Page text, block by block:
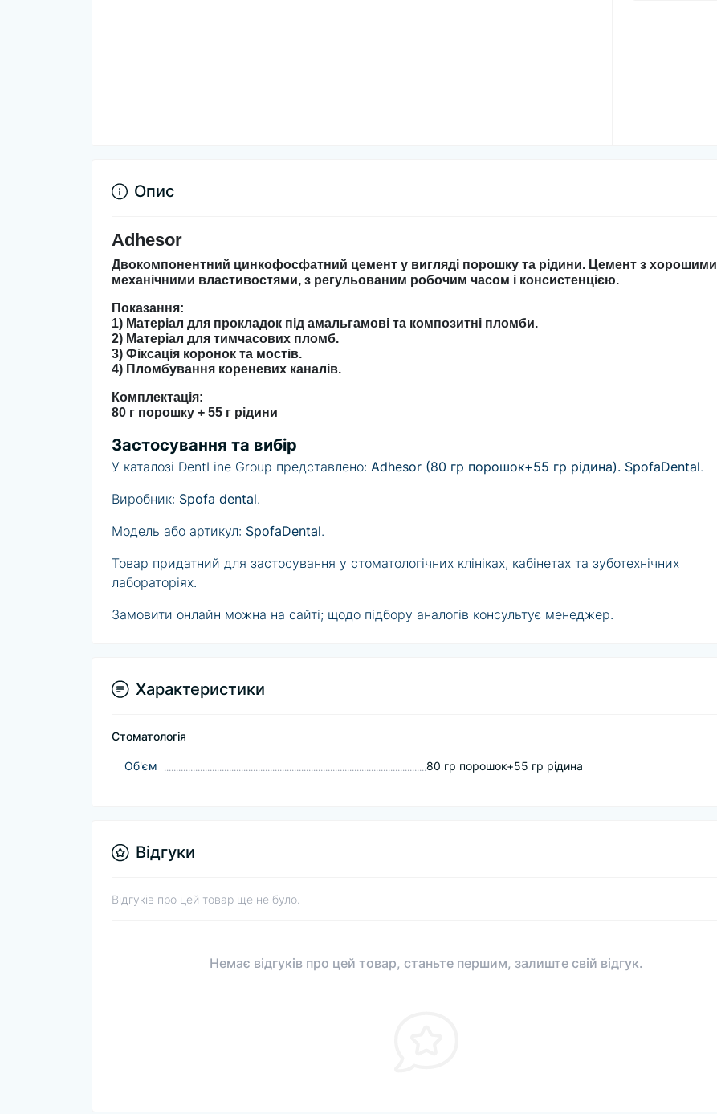
Опис
Adhesor
Двокомпонентний цинкофосфатний цемент у вигляді порошку та рідини. Цемент з хорошими
механічними властивостями, з регульованим робочим часом і консистенцією.
Показання:
1) Матеріал для прокладок під амальгамові та композитні пломби.
2) Матеріал для тимчасових пломб.
3) Фіксація коронок та мостів.
4) Пломбування кореневих каналів.
Комплектація:
80 г порошку + 55 г рідини
Застосування та вибір
У каталозі DentLine Group представлено: Adhesor (80 гр порошок+55 гр рідина). SpofaDental.
Виробник: Spofa dental.
Модель або артикул: SpofaDental.
Товар придатний для застосування у стоматологічних клініках, кабінетах та зуботехнічних
лабораторіях.
Замовити онлайн можна на сайті; щодо підбору аналогів консультує менеджер.
Характеристики
Стоматологія
Об'єм 80 гр порошок+55 гр рідина
Відгуки
Відгуків про цей товар ще не було.
Немає відгуків про цей товар, станьте першим, залиште свій відгук.